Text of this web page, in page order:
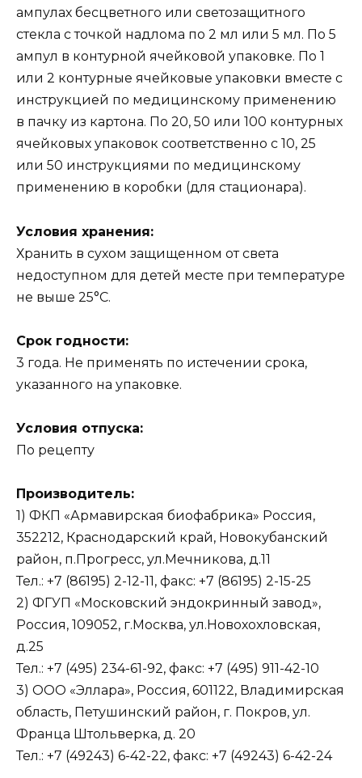
ампулах бесцветного или светозащитного
стекла с точкой надлома по 2 мл или 5 мл. По 5
ампул в контурной ячейковой упаковке. По 1
или 2 контурные ячейковые упаковки вместе с
инструкцией по медицинскому применению
в пачку из картона. По 20, 50 или 100 контурных
ячейковых упаковок соответственно с 10, 25
или 50 инструкциями по медицинскому
применению в коробки (для стационара).
Условия хранения:
Хранить в сухом защищенном от света
недоступном для детей месте при температуре
не выше 25°С.
Срок годности:
3 года. Не применять по истечении срока,
указанного на упаковке.
Условия отпуска:
По рецепту
Производитель:
1) ФКП «Армавирская биофабрика» Россия,
352212, Краснодарский край, Новокубанский
район, п.Прогресс, ул.Мечникова, д.11
Тел.: +7 (86195) 2-12-11, факс: +7 (86195) 2-15-25
2) ФГУП «Московский эндокринный завод»,
Россия, 109052, г.Москва, ул.Новохохловская,
д.25
Тел.: +7 (495) 234-61-92, факс: +7 (495) 911-42-10
3) ООО «Эллара», Россия, 601122, Владимирская
область, Петушинский район, г. Покров, ул.
Франца Штольверка, д. 20
Тел.: +7 (49243) 6-42-22, факс: +7 (49243) 6-42-24